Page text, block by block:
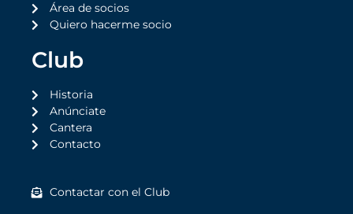
Área de socios
Quiero hacerme socio
Club
Historia
Anúnciate
Cantera
Contacto
Contactar con el Club